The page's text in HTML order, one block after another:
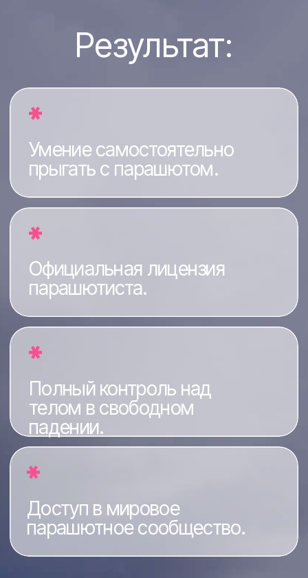
прыжков, улыбки после
приземления
и захватывающие виды
ЛУЧШИЕ
МОМЕНТЫ
Отзывы наших
гостей